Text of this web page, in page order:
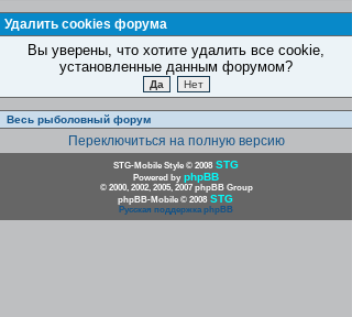
Удалить cookies форума
Вы уверены, что хотите удалить все cookie,
установленные данным форумом?
Весь рыболовный форум
Переключиться на полную версию
STG-Mobile Style © 2008 STG
Powered by phpBB
© 2000, 2002, 2005, 2007 phpBB Group
phpBB-Mobile © 2008 STG
Русская поддержка phpBB